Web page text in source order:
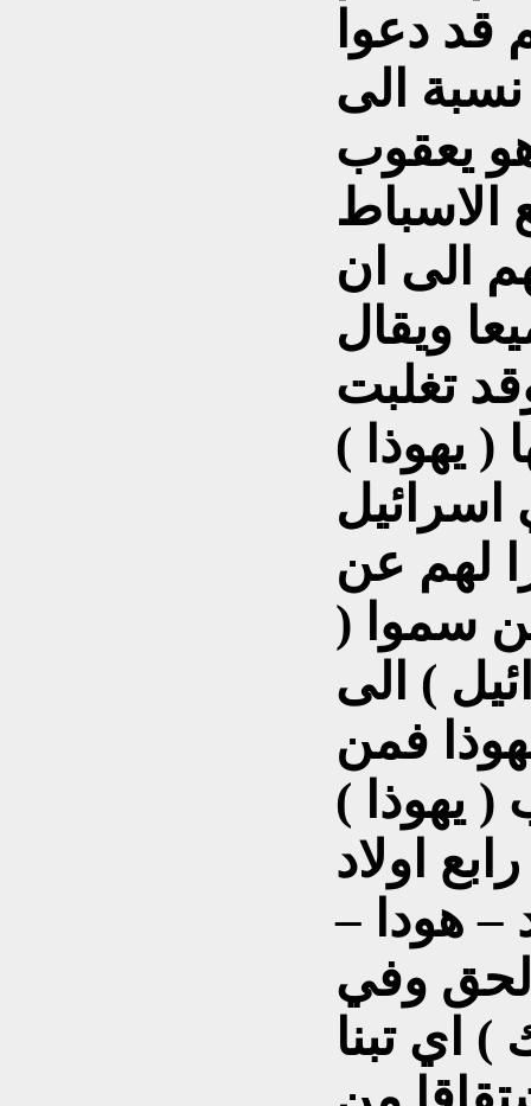
قد دعوا
نسبة الى
يعقوب
الاسباط
الى ان
ويقال
تغلبت
( يهوذا )
لهم عن
سموا (
) الى
فمن
يهوذا )
رابع اولاد
– هودا –
وفي
) اي تبنا